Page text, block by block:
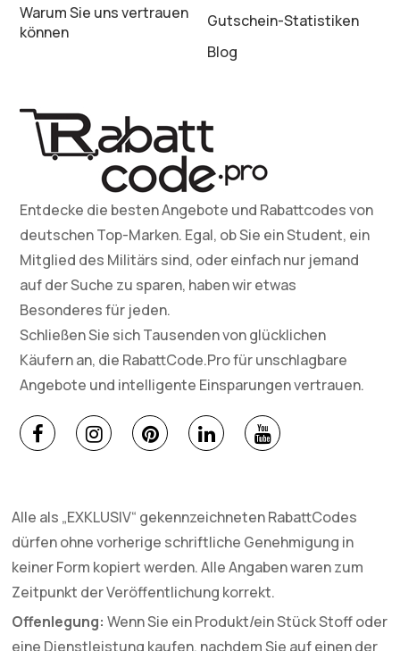
Warum Sie uns vertrauen
können
Gutschein-Statistiken
Blog
Entdecke die besten Angebote und Rabattcodes von
deutschen Top-Marken. Egal, ob Sie ein Student, ein
Mitglied des Militärs sind, oder einfach nur jemand
auf der Suche zu sparen, haben wir etwas
Besonderes für jeden.
Schließen Sie sich Tausenden von glücklichen
Käufern an, die RabattCode.Pro für unschlagbare
Angebote und intelligente Einsparungen vertrauen.
Alle als „EXKLUSIV“ gekennzeichneten RabattCodes
dürfen ohne vorherige schriftliche Genehmigung in
keiner Form kopiert werden. Alle Angaben waren zum
Zeitpunkt der Veröffentlichung korrekt.
Offenlegung: Wenn Sie ein Produkt/ein Stück Stoff oder
eine Dienstleistung kaufen, nachdem Sie auf einen der